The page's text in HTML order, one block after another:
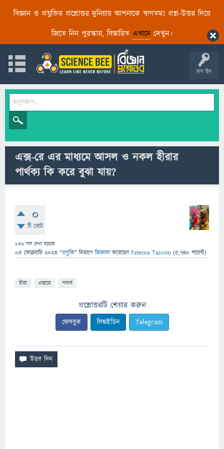
বিজ্ঞান ও প্রযুক্তির প্রশ্নোত্তর দুনিয়ায় আপনাকে স্বাগতম! প্রশ্ন-উত্তর দিয়ে
জিতে নিন পুরস্কার, বিস্তারিত এখানেদেখুন।
লগ ইন
এক্স-রে এর মাধ্যমে আসল ও নকল হীরার
পার্থক্য কি করে বুঝা যায়?
0
টি ভোট
836 বার দেখা হয়েছে
05 ফেব্রুয়ারি 2023 "প্রযুক্তি" বিভাগে জিজ্ঞাসাকরেছেনFatema Tasnim (5,740 পয়েন্ট)
হীরা এক্সরে পদার্থ
প্রশ্নোত্তরটি শেয়ার করুন
ফেসবুক লিঙ্কইডিন Telegram